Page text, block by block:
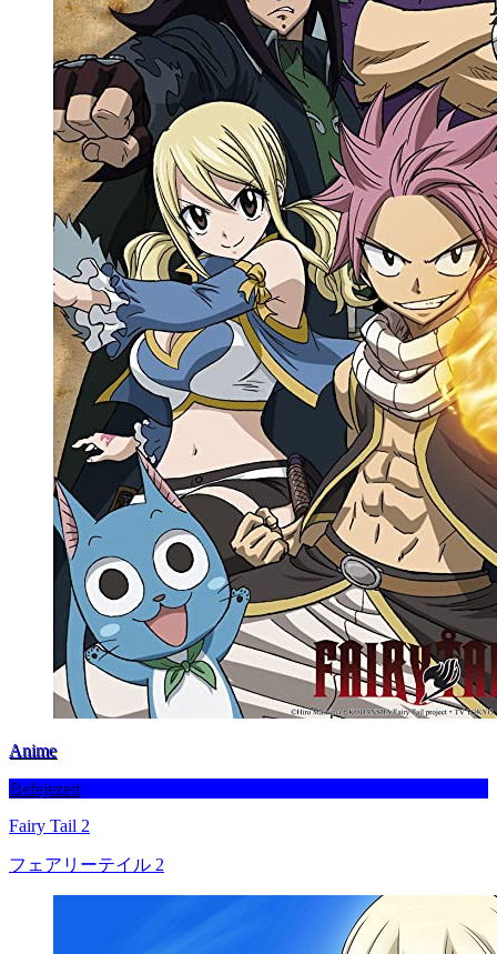
Anime
Befejezett
Fairy Tail 2
フェアリーテイル 2